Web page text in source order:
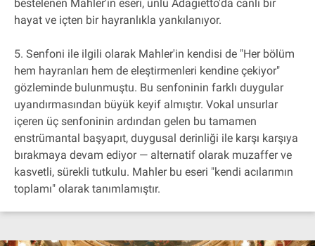
bestelenen Mahler'in eseri, ünlü Adagietto'da canlı bir
hayat ve içten bir hayranlıkla yankılanıyor.
5. Senfoni ile ilgili olarak Mahler'in kendisi de "Her bölüm
hem hayranları hem de eleştirmenleri kendine çekiyor"
gözleminde bulunmuştu. Bu senfoninin farklı duygular
uyandırmasından büyük keyif almıştır. Vokal unsurlar
içeren üç senfoninin ardından gelen bu tamamen
enstrümantal başyapıt, duygusal derinliği ile karşı karşıya
bırakmaya devam ediyor — alternatif olarak muzaffer ve
kasvetli, sürekli tutkulu. Mahler bu eseri "kendi acılarımın
toplamı" olarak tanımlamıştır.